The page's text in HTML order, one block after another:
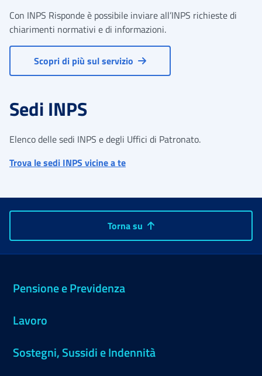
Con INPS Risponde è possibile inviare all’INPS richieste di
chiarimenti normativi e di informazioni.
Scopri di più sul servizio
Sedi INPS
Elenco delle sedi INPS e degli Uffici di Patronato.
Trova le sedi INPS vicine a te
Torna su
Pensione e Previdenza
Lavoro
Sostegni, Sussidi e Indennità